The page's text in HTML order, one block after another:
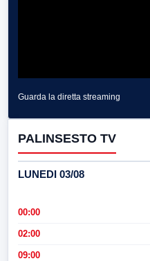
Guarda la diretta streaming
PALINSESTO TV
LUNEDI 03/08
00:00
02:00
09:00